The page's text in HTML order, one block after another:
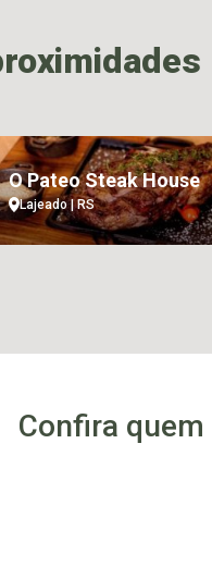
O Pateo Steak House
Lajeado | RS
Confira